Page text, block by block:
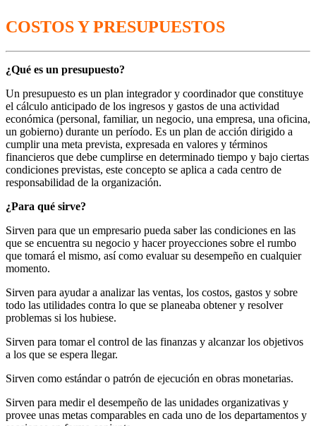
COSTOS Y PRESUPUESTOS
¿Qué es un presupuesto?
Un presupuesto es un plan integrador y coordinador que constituye
el cálculo anticipado de los ingresos y gastos de una actividad
económica (personal, familiar, un negocio, una empresa, una oficina,
un gobierno) durante un período. Es un plan de acción dirigido a
cumplir una meta prevista, expresada en valores y términos
financieros que debe cumplirse en determinado tiempo y bajo ciertas
condiciones previstas, este concepto se aplica a cada centro de
responsabilidad de la organización.
¿Para qué sirve?
Sirven para que un empresario pueda saber las condiciones en las
que se encuentra su negocio y hacer proyecciones sobre el rumbo
que tomará el mismo, así como evaluar su desempeño en cualquier
momento.
Sirven para ayudar a analizar las ventas, los costos, gastos y sobre
todo las utilidades contra lo que se planeaba obtener y resolver
problemas si los hubiese.
Sirven para tomar el control de las finanzas y alcanzar los objetivos
a los que se espera llegar.
Sirven como estándar o patrón de ejecución en obras monetarias.
Sirven para medir el desempeño de las unidades organizativas y
provee unas metas comparables en cada uno de los departamentos y